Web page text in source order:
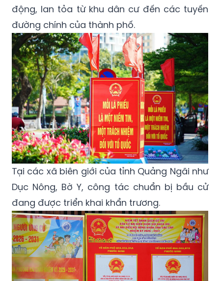
động, lan tỏa từ khu dân cư đến các tuyến
đường chính của thành phố.
Tại các xã biên giới của tỉnh Quảng Ngãi như
Dục Nông, Bờ Y, công tác chuẩn bị bầu cử
đang được triển khai khẩn trương.